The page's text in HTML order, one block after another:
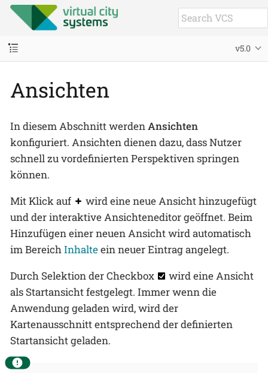
v5.0
Ansichten
In diesem Abschnitt werdenAnsichten
konfiguriert. Ansichten dienen dazu, dass Nutzer
schnell zu vordefinierten Perspektiven springen
können.
Mit Klick auf
wird eine neue Ansicht hinzugefügt
und der interaktive Ansichteneditor geöffnet. Beim
Hinzufügen einer neuen Ansicht wird automatisch
im BereichInhalteein neuer Eintrag angelegt.
Durch Selektion der Checkbox
wird eine Ansicht
als Startansicht festgelegt. Immer wenn die
Anwendung geladen wird, wird der
Kartenausschnitt entsprechend der definierten
Startansicht geladen.